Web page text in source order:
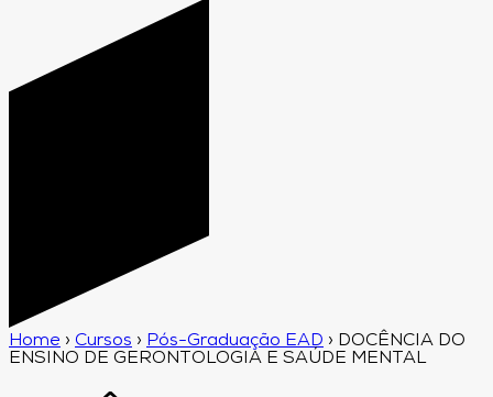
Home › Cursos › Pós-Graduação EAD › DOCÊNCIA DO
ENSINO DE GERONTOLOGIA E SAÚDE MENTAL